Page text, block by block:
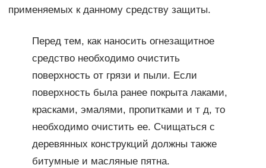
применяемых к данному средству защиты.
Перед тем, как наносить огнезащитное
средство необходимо очистить
поверхность от грязи и пыли. Если
поверхность была ранее покрыта лаками,
красками, эмалями, пропитками и т д, то
необходимо очистить ее. Счищаться с
деревянных конструкций должны также
битумные и масляные пятна.